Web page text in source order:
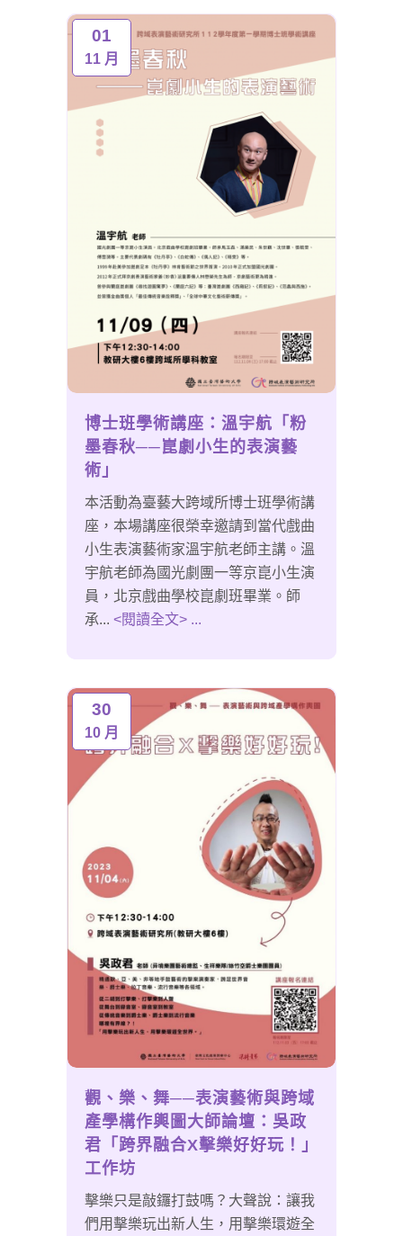
01
11 月
博士班學術講座：溫宇航「粉
墨春秋──崑劇小生的表演藝
術」
本活動為臺藝大跨域所博士班學術講
座，本場講座很榮幸邀請到當代戲曲
小生表演藝術家溫宇航老師主講。溫
宇航老師為國光劇團一等京崑小生演
員，北京戲曲學校崑劇班畢業。師
承... <閱讀全文> ...
30
10 月
觀、樂、舞──表演藝術與跨域
產學構作輿圖大師論壇：吳政
君「跨界融合X擊樂好好玩！」
工作坊
擊樂只是敲鑼打鼓嗎？大聲說：讓我
們用擊樂玩出新人生，用擊樂環遊全